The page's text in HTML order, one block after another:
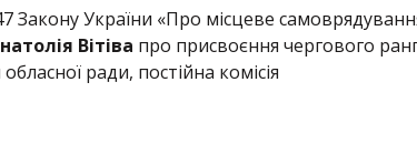
Закону України «Про місцеве
Вітіва про присвоєння чергового
ради, постійна комісія